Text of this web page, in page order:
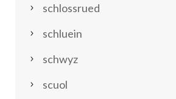
schlossrued
schluein
schwyz
scuol